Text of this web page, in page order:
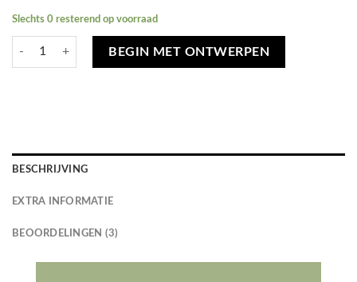
Slechts 0 resterend op voorraad
Ontwerp je eigen Samsung Galaxy A54 hoesje - soft transparant aantal
BEGIN MET ONTWERPEN
BESCHRIJVING
EXTRA INFORMATIE
BEOORDELINGEN (3)